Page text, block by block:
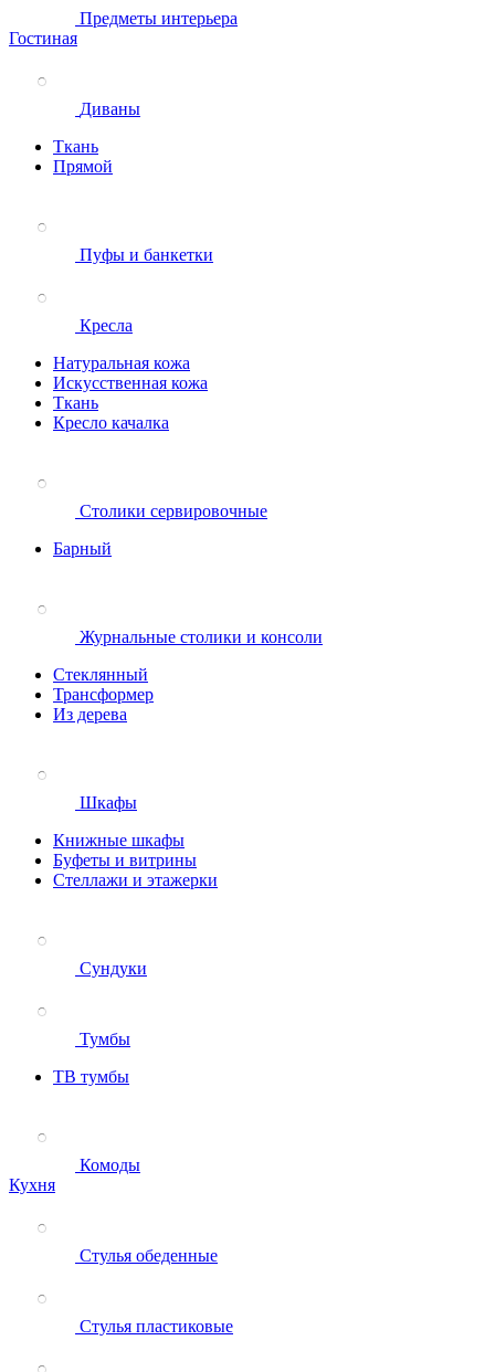
Предметы интерьера
Гостиная
Диваны
Ткань
Прямой
Пуфы и банкетки
Кресла
Натуральная кожа
Искусственная кожа
Ткань
Кресло качалка
Столики сервировочные
Барный
Журнальные столики и консоли
Стеклянный
Трансформер
Из дерева
Шкафы
Книжные шкафы
Буфеты и витрины
Стеллажи и этажерки
Сундуки
Тумбы
ТВ тумбы
Комоды
Кухня
Стулья обеденные
Стулья пластиковые